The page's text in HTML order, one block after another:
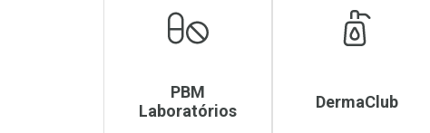
PBM
Laboratórios
DermaClub